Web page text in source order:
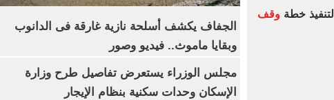
خطة وقف
الجفاف يكشف أسلحة نازية غارقة فى الدانوب
وبقايا ماموث.. فيديو وصور
مجلس الوزراء يستعرض تفاصيل طرح وزارة
الإسكان وحدات سكنية بنظام الإيجار